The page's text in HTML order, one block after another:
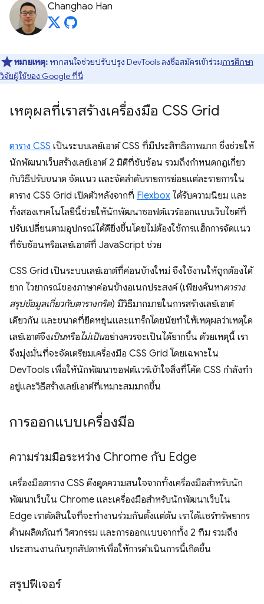
Changhao Han
หมายเหตุ: หากสนใจช่วยปรับปรุง DevTools ลงชื่อสมัครเข้าร่วมการศึกษา
วิจัยผู้ใช้ของ Google ที่นี่
เหตุผลที่เราสร้างเครื่องมือ CSS Grid
ตาราง CSS เป็นระบบเลย์เอาต์ CSS ที่มีประสิทธิภาพมาก ซึ่งช่วยให้
นักพัฒนาเว็บสร้างเลย์เอาต์ 2 มิติที่ซับซ้อน รวมถึงกำหนดกฎเกี่ยว
กับวิธีปรับขนาด จัดแนว และจัดลำดับรายการย่อยแต่ละรายการใน
ตาราง CSS Grid เปิดตัวหลังจากที่ Flexbox ได้รับความนิยม และ
ทั้งสองเทคโนโลยีนี้ช่วยให้นักพัฒนาซอฟต์แวร์ออกแบบเว็บไซต์ที่
ปรับเปลี่ยนตามอุปกรณ์ได้ดียิ่งขึ้นโดยไม่ต้องใช้การแฮ็กการจัดแนว
ที่ซับซ้อนหรือเลย์เอาต์ที่ JavaScript ช่วย
CSS Grid เป็นระบบเลย์เอาต์ที่ค่อนข้างใหม่ จึงใช้งานให้ถูกต้องได้
ยาก ไวยากรณ์ของภาษาค่อนข้างอเนกประสงค์ (เพียงค้นหาตาราง
สรุปข้อมูลเกี่ยวกับตารางกริด) มีวิธีมากมายในการสร้างเลย์เอาต์
เดียวกัน และขนาดที่ยืดหยุ่นและแทร็กโดยนัยทําให้เหตุผลว่าเหตุใด
เลย์เอาต์จึงเป็นหรือไม่เป็นอย่างควรจะเป็นได้ยากขึ้น ด้วยเหตุนี้ เรา
จึงมุ่งมั่นที่จะจัดเตรียมเครื่องมือ CSS Grid โดยเฉพาะใน
DevTools เพื่อให้นักพัฒนาซอฟต์แวร์เข้าใจสิ่งที่โค้ด CSS กำลังทำ
อยู่และวิธีสร้างเลย์เอาต์ที่เหมาะสมมากขึ้น
การออกแบบเครื่องมือ
ความร่วมมือระหว่าง Chrome กับ Edge
เครื่องมือตาราง CSS ดึงดูดความสนใจจากทั้งเครื่องมือสำหรับนัก
พัฒนาเว็บใน Chrome และเครื่องมือสำหรับนักพัฒนาเว็บใน
Edge เราตัดสินใจที่จะทำงานร่วมกันตั้งแต่ต้น เราได้แชร์ทรัพยากร
ด้านผลิตภัณฑ์ วิศวกรรม และการออกแบบจากทั้ง 2 ทีม รวมถึง
ประสานงานกันทุกสัปดาห์เพื่อให้การดำเนินการนี้เกิดขึ้น
สรุปฟีเจอร์